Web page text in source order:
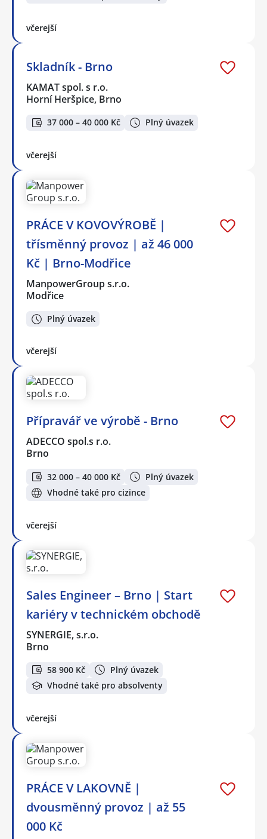
včerejší
Skladník - Brno
KAMAT spol. s r.o.
Horní Heršpice, Brno
37 000 – 40 000 Kč Plný úvazek
včerejší
PRÁCE V KOVOVÝROBĚ |
třísměnný provoz | až 46 000
Kč | Brno-Modřice
ManpowerGroup s.r.o.
Modřice
Plný úvazek
včerejší
Přípravář ve výrobě - Brno
ADECCO spol.s r.o.
Brno
32 000 – 40 000 Kč
Plný úvazek
Vhodné také pro cizince
včerejší
Sales Engineer – Brno | Start
kariéry v technickém obchodě
SYNERGIE, s.r.o.
Brno
58 900 Kč
Plný úvazek
Vhodné také pro absolventy
včerejší
PRÁCE V LAKOVNĚ |
dvousměnný provoz | až 55
000 Kč